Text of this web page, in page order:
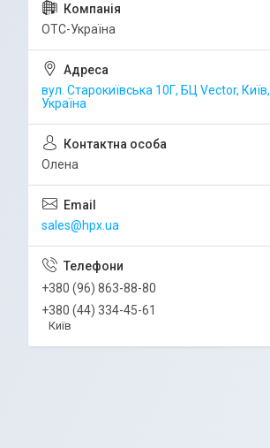
ОТС-Україна
вул. Старокиївська 10Г, БЦ Vector, Київ,
Україна
Олена
sales@hpx.ua
+380 (96) 863-88-80
+380 (44) 334-45-61
Київ